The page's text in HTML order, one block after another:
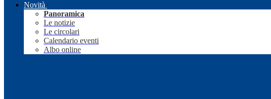
Novità
Panoramica
Le notizie
Le circolari
Calendario eventi
Albo online